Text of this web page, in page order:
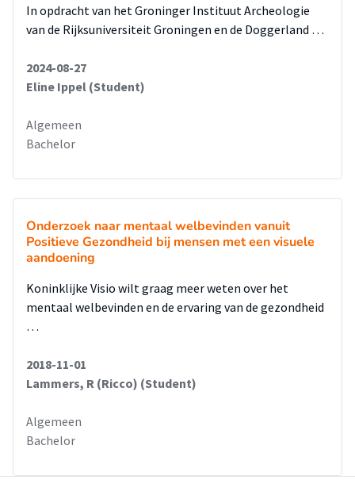
In opdracht van het Groninger Instituut Archeologie
van de Rijksuniversiteit Groningen en de Doggerland …
2024-08-27
Eline Ippel (Student)
Algemeen
Bachelor
Onderzoek naar mentaal welbevinden vanuit
Positieve Gezondheid bij mensen met een visuele
aandoening
Koninklijke Visio wilt graag meer weten over het
mentaal welbevinden en de ervaring van de gezondheid
…
2018-11-01
Lammers, R (Ricco) (Student)
Algemeen
Bachelor